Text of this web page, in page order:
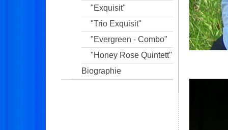
"Exquisit"
"Trio Exquisit"
"Evergreen - Combo"
"Honey Rose Quintett"
Biographie